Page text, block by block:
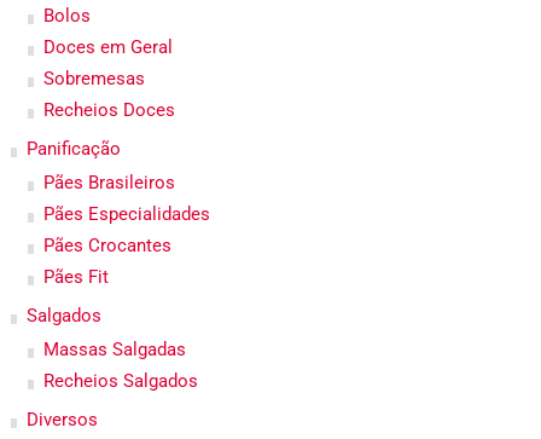
Bolos
Doces em Geral
Sobremesas
Recheios Doces
Panificação
Pães Brasileiros
Pães Especialidades
Pães Crocantes
Pães Fit
Salgados
Massas Salgadas
Recheios Salgados
Diversos